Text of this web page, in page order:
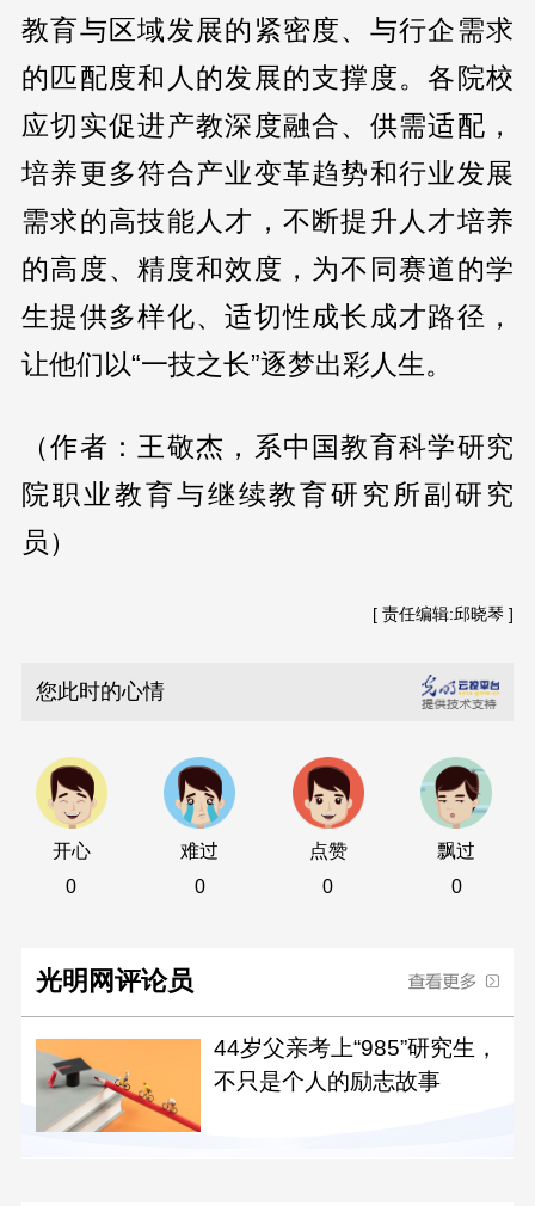
教育与区域发展的紧密度、与行企需求
的匹配度和人的发展的支撑度。各院校
应切实促进产教深度融合、供需适配，
培养更多符合产业变革趋势和行业发展
需求的高技能人才，不断提升人才培养
的高度、精度和效度，为不同赛道的学
生提供多样化、适切性成长成才路径，
让他们以“一技之长”逐梦出彩人生。
（作者：王敬杰，系中国教育科学研究
院职业教育与继续教育研究所副研究
员）
[ 责任编辑:邱晓琴 ]
您此时的心情
开心
0
难过
0
点赞
0
飘过
0
光明网评论员
44岁父亲考上“985”研究生，
不只是个人的励志故事